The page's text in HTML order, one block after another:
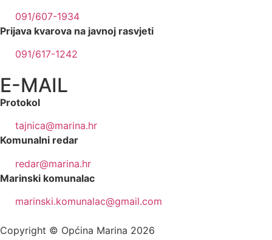
091/607-1934
Prijava kvarova na javnoj rasvjeti
091/617-1242
E-MAIL
Protokol
tajnica@marina.hr
Komunalni redar
redar@marina.hr
Marinski komunalac
marinski.komunalac@gmail.com
Copyright © Općina Marina 2026